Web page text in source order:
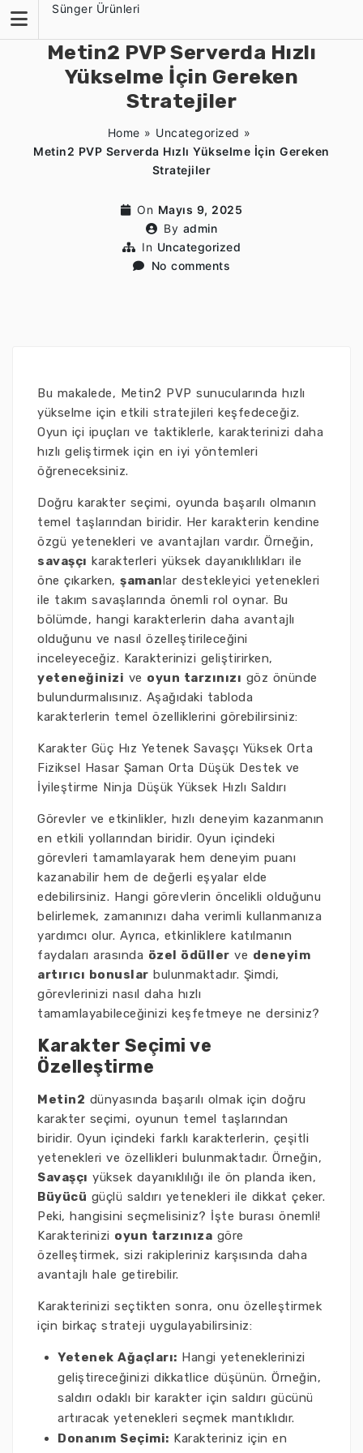
content
Sünger Ürünleri
Metin2 PVP Serverda Hızlı
Yükselme İçin Gereken
Stratejiler
Home » Uncategorized »
Metin2 PVP Serverda Hızlı Yükselme İçin Gereken
Stratejiler
On Mayıs 9, 2025
By admin
In Uncategorized
No comments
Bu makalede, Metin2 PVP sunucularında hızlı
yükselme için etkili stratejileri keşfedeceğiz.
Oyun içi ipuçları ve taktiklerle, karakterinizi daha
hızlı geliştirmek için en iyi yöntemleri
öğreneceksiniz.
Doğru karakter seçimi, oyunda başarılı olmanın
temel taşlarından biridir. Her karakterin kendine
özgü yetenekleri ve avantajları vardır. Örneğin,
savaşçı karakterleri yüksek dayanıklılıkları ile
öne çıkarken, şamanlar destekleyici yetenekleri
ile takım savaşlarında önemli rol oynar. Bu
bölümde, hangi karakterlerin daha avantajlı
olduğunu ve nasıl özelleştirileceğini
inceleyeceğiz. Karakterinizi geliştirirken,
yeteneğinizi ve oyun tarzınızı göz önünde
bulundurmalısınız. Aşağıdaki tabloda
karakterlerin temel özelliklerini görebilirsiniz:
Karakter Güç Hız Yetenek Savaşçı Yüksek Orta
Fiziksel Hasar Şaman Orta Düşük Destek ve
İyileştirme Ninja Düşük Yüksek Hızlı Saldırı
Görevler ve etkinlikler, hızlı deneyim kazanmanın
en etkili yollarından biridir. Oyun içindeki
görevleri tamamlayarak hem deneyim puanı
kazanabilir hem de değerli eşyalar elde
edebilirsiniz. Hangi görevlerin öncelikli olduğunu
belirlemek, zamanınızı daha verimli kullanmanıza
yardımcı olur. Ayrıca, etkinliklere katılmanın
faydaları arasında özel ödüller ve deneyim
artırıcı bonuslar bulunmaktadır. Şimdi,
görevlerinizi nasıl daha hızlı
tamamlayabileceğinizi keşfetmeye ne dersiniz?
Karakter Seçimi ve
Özelleştirme
Metin2 dünyasında başarılı olmak için doğru
karakter seçimi, oyunun temel taşlarından
biridir. Oyun içindeki farklı karakterlerin, çeşitli
yetenekleri ve özellikleri bulunmaktadır. Örneğin,
Savaşçı yüksek dayanıklılığı ile ön planda iken,
Büyücü güçlü saldırı yetenekleri ile dikkat çeker.
Peki, hangisini seçmelisiniz? İşte burası önemli!
Karakterinizi oyun tarzınıza göre
özelleştirmek, sizi rakipleriniz karşısında daha
avantajlı hale getirebilir.
Karakterinizi seçtikten sonra, onu özelleştirmek
için birkaç strateji uygulayabilirsiniz:
Yetenek Ağaçları: Hangi yeteneklerinizi
geliştireceğinizi dikkatlice düşünün. Örneğin,
saldırı odaklı bir karakter için saldırı gücünü
artıracak yetenekleri seçmek mantıklıdır.
Donanım Seçimi: Karakteriniz için en